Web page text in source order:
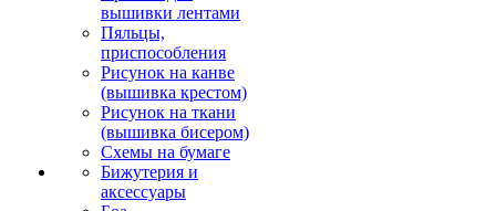
вышивки лентами
Пяльцы,
приспособления
Рисунок на канве
(вышивка крестом)
Рисунок на ткани
(вышивка бисером)
Схемы на бумаге
Бижутерия и
аксессуары